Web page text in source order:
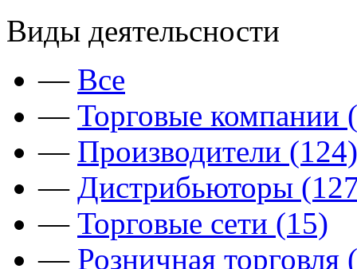
Виды деятельсности
— Все
— Торговые компании
— Производители (124)
— Дистрибьюторы
— Торговые сети (15)
— Розничная торговля